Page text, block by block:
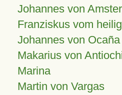
Johannes von
Franziskus vom
Johannes von Ocaña
Makarius von
Marina
Martin von Vargas